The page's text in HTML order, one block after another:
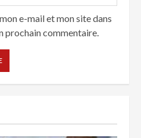
e-mail et mon site dans
prochain commentaire.